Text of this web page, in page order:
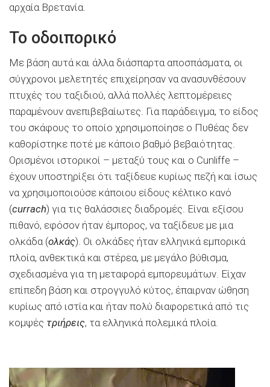
αρχαία Βρετανία.
Το οδοιπορικό
Με βάση αυτά και άλλα διάσπαρτα αποσπάσματα, οι
σύγχρονοι μελετητές επιχείρησαν να ανασυνθέσουν
πτυχές του ταξιδιού, αλλά πολλές λεπτομέρειες
παραμένουν ανεπιβεβαίωτες. Για παράδειγμα, το είδος
του σκάφους το οποίο χρησιμοποίησε ο Πυθέας δεν
καθορίστηκε ποτέ με κάποιο βαθμό βεβαιότητας.
Ορισμένοι ιστορικοί – μεταξύ τους και ο Cunliffe –
έχουν υποστηρίξει ότι ταξίδευε κυρίως πεζή και ίσως
να χρησιμοποιούσε κάποιου είδους κέλτικο κανό
(currach) για τις θαλάσσιες διαδρομές. Είναι εξίσου
πιθανό, εφόσον ήταν έμπορος, να ταξίδευε με μια
ολκάδα (ολκάς). Οι ολκάδες ήταν ελληνικά εμπορικά
πλοία, ανθεκτικά και στέρεα, με μεγάλο βύθισμα,
σχεδιασμένα για τη μεταφορά εμπορευμάτων. Είχαν
επίπεδη βάση και στρογγυλό κύτος, έπαιρναν ώθηση
κυρίως από ιστία και ήταν πολύ διαφορετικά από τις
κομψές τριήρεις, τα ελληνικά πολεμικά πλοία.